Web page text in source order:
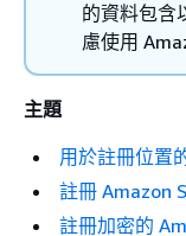
的資料包含
慮使用
主題
用於註冊位置
註冊 Amazon
註冊加密的